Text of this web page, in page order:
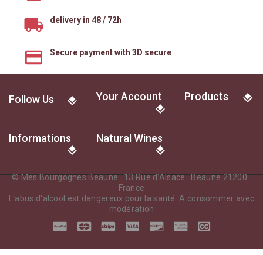
delivery in 48 / 72h
Secure payment with 3D secure
Follow Us Your Account Products
Informations Natural Wines
© Mes Bourgognes Beaune · 13 Rue d'Alsace · Beaune 21200 ·
France
L'abus d'alcool est dangereux pour la santé. A consommer avec
modération